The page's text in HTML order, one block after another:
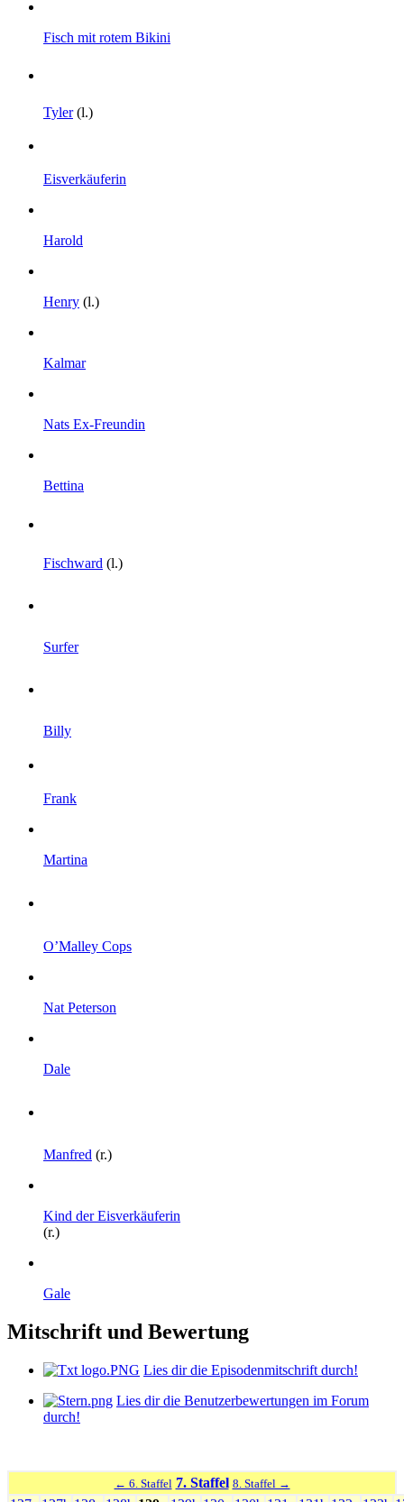
Fisch mit rotem Bikini
Tyler(l.)
Eisverkäuferin
Harold
Henry (l.)
Kalmar
Nats Ex-Freundin
Bettina
Fischward (l.)
Surfer
Billy
Frank
Martina
O’Malley Cops
Nat Peterson
Dale
Manfred (r.)
Kind der Eisverkäuferin
(r.)
Gale
Mitschrift und Bewertung
Lies dir die Episodenmitschrift durch!
Lies dir die Benutzerbewertungen im Forum
durch!
← 6. Staffel 7. Staffel 8. Staffel →